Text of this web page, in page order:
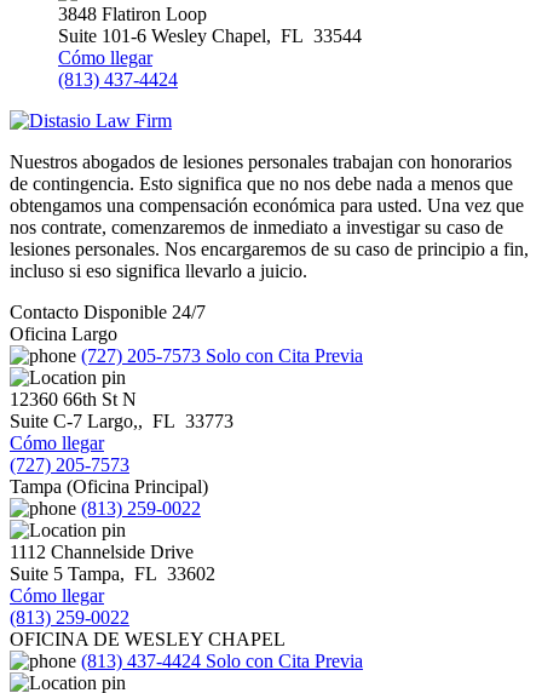
3848 Flatiron Loop
Suite 101-6 Wesley Chapel, FL 33544
Cómo llegar
(813) 437-4424
Nuestros abogados de lesiones personales trabajan con honorarios
de contingencia. Esto significa que no nos debe nada a menos que
obtengamos una compensación económica para usted. Una vez que
nos contrate, comenzaremos de inmediato a investigar su caso de
lesiones personales. Nos encargaremos de su caso de principio a fin,
incluso si eso significa llevarlo a juicio.
Contacto Disponible 24/7
Oficina Largo
(727) 205-7573 Solo con Cita Previa
12360 66th St N
Suite C-7 Largo,, FL 33773
Cómo llegar
(727) 205-7573
Tampa (Oficina Principal)
(813) 259-0022
1112 Channelside Drive
Suite 5 Tampa, FL 33602
Cómo llegar
(813) 259-0022
OFICINA DE WESLEY CHAPEL
(813) 437-4424 Solo con Cita Previa